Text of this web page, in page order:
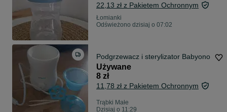
22,13 zł z Pakietem Ochronnym
Łomianki
Odświeżono dzisiaj o 07:02
Podgrzewacz i sterylizator Babyono
Używane
8 zł
11,78 zł z Pakietem Ochronnym
Trąbki Małe
Dzisiaj o 11:29